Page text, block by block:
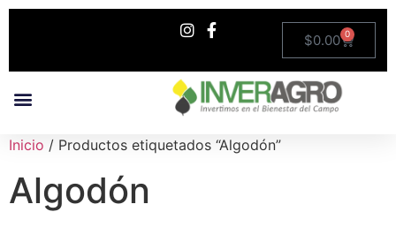
$0.00 0
Inicio / Productos etiquetados “Algodón”
Algodón